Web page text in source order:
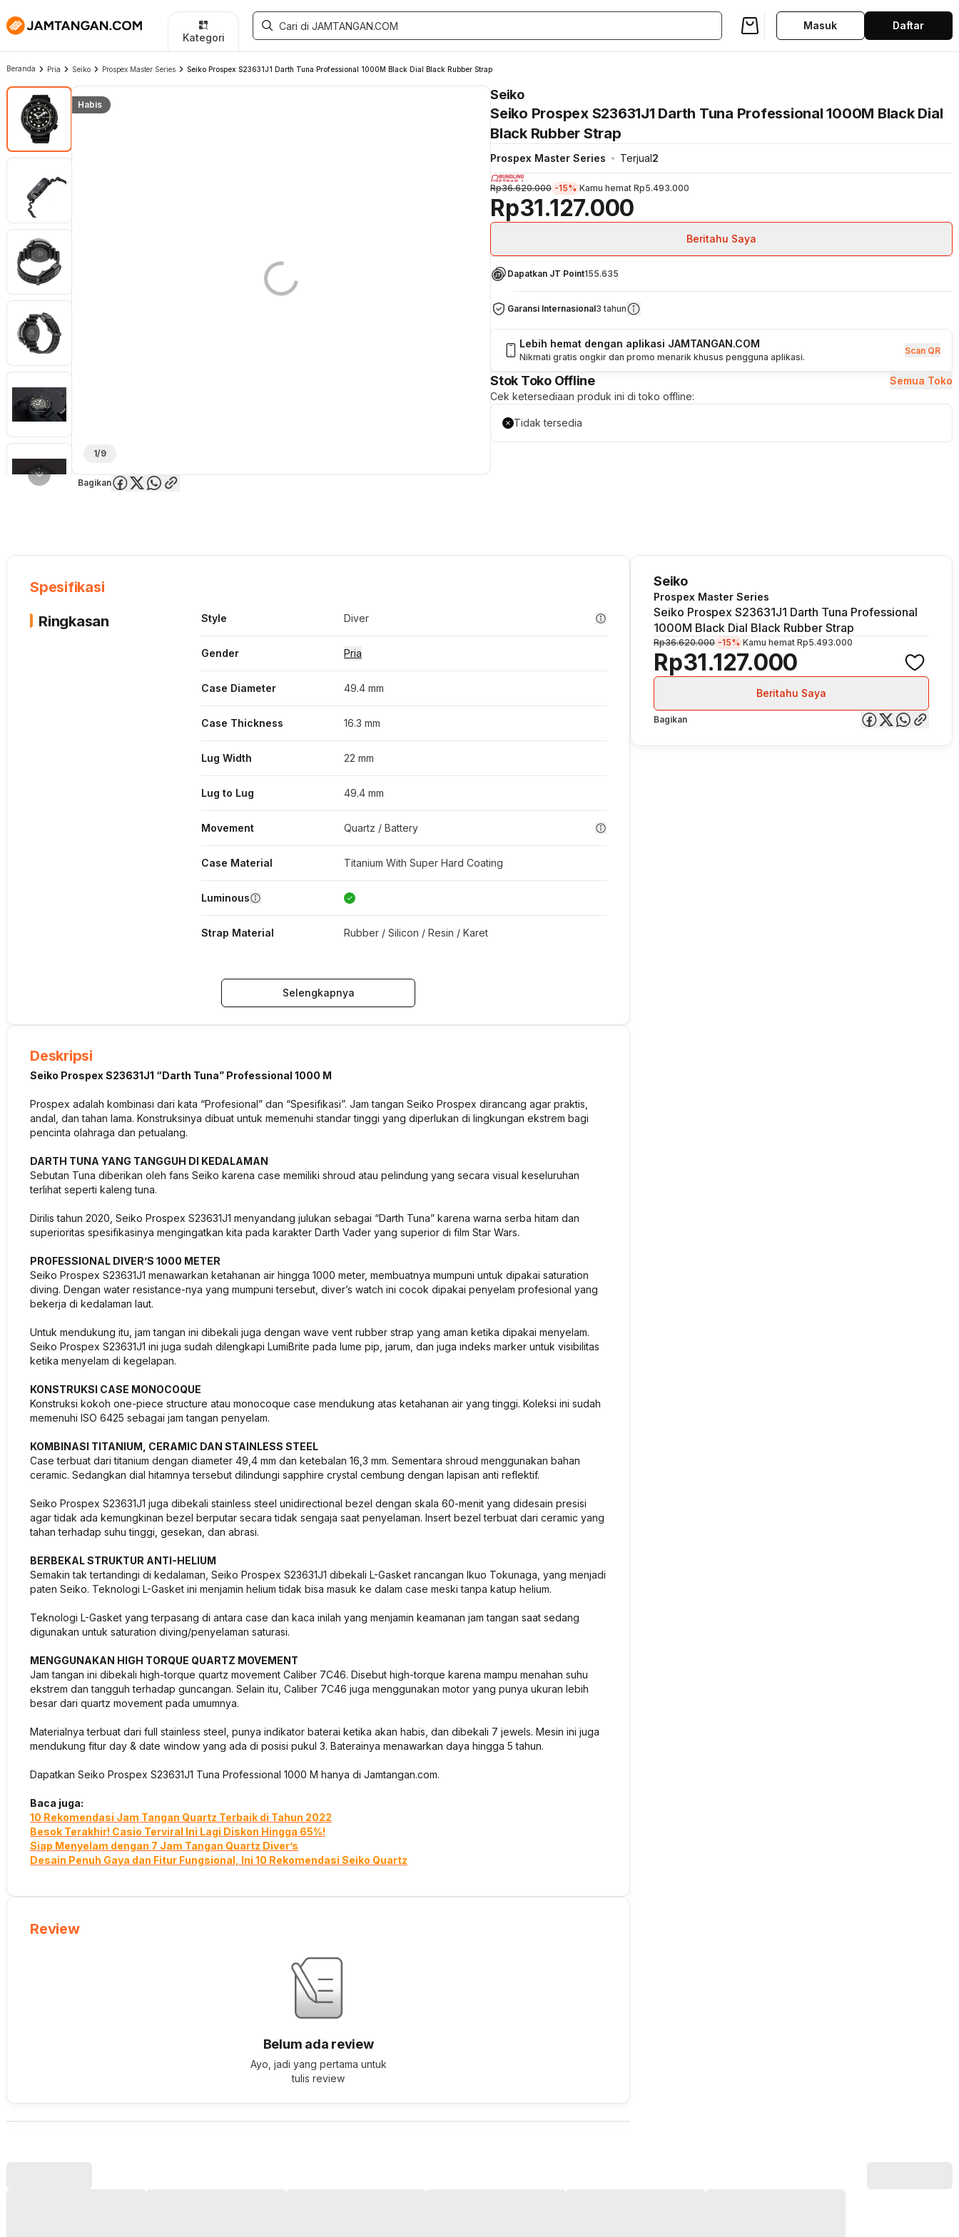
Kategori
Masuk Daftar
Beranda Pria Seiko Prospex Master Series Seiko Prospex S23631J1 Darth Tuna Professional 1000M Black Dial Black Rubber Strap
Habis
1/9
Bagikan
Seiko
Seiko Prospex S23631J1 Darth Tuna Professional 1000M Black Dial
Black Rubber Strap
Prospex Master Series Terjual2
Rp31.127.000
Rp36.620.000 -15% Kamu hemat Rp5.493.000
Beritahu Saya
Dapatkan JT Point155.635
Garansi Internasional3 tahun
Lebih hemat dengan aplikasi JAMTANGAN.COM
Nikmati gratis ongkir dan promo menarik khusus pengguna aplikasi.
Scan QR
Stok Toko Offline
Semua Toko
Cek ketersediaan produk ini di toko offline:
Tidak tersedia
Spesifikasi
Ringkasan
Style Diver
Gender Pria
Case Diameter 49.4 mm
Case Thickness 16.3 mm
Lug Width 22 mm
Lug to Lug 49.4 mm
Movement Quartz / Battery
Case Material Titanium With Super Hard Coating
Luminous
Strap Material Rubber / Silicon / Resin / Karet
Selengkapnya
Deskripsi
Seiko Prospex S23631J1 “Darth Tuna” Professional 1000 M
Prospex adalah kombinasi dari kata “Profesional” dan “Spesifikasi”. Jam tangan Seiko Prospex dirancang agar praktis,
andal, dan tahan lama. Konstruksinya dibuat untuk memenuhi standar tinggi yang diperlukan di lingkungan ekstrem bagi
pencinta olahraga dan petualang.
DARTH TUNA YANG TANGGUH DI KEDALAMAN
Sebutan Tuna diberikan oleh fans Seiko karena case memiliki shroud atau pelindung yang secara visual keseluruhan
terlihat seperti kaleng tuna.
Dirilis tahun 2020, Seiko Prospex S23631J1 menyandang julukan sebagai “Darth Tuna” karena warna serba hitam dan
superioritas spesifikasinya mengingatkan kita pada karakter Darth Vader yang superior di film Star Wars.
PROFESSIONAL DIVER’S 1000 METER
Seiko Prospex S23631J1 menawarkan ketahanan air hingga 1000 meter, membuatnya mumpuni untuk dipakai saturation
diving. Dengan water resistance-nya yang mumpuni tersebut, diver’s watch ini cocok dipakai penyelam profesional yang
bekerja di kedalaman laut.
Untuk mendukung itu, jam tangan ini dibekali juga dengan wave vent rubber strap yang aman ketika dipakai menyelam.
Seiko Prospex S23631J1 ini juga sudah dilengkapi LumiBrite pada lume pip, jarum, dan juga indeks marker untuk visibilitas
ketika menyelam di kegelapan.
KONSTRUKSI CASE MONOCOQUE
Konstruksi kokoh one-piece structure atau monocoque case mendukung atas ketahanan air yang tinggi. Koleksi ini sudah
memenuhi ISO 6425 sebagai jam tangan penyelam.
KOMBINASI TITANIUM, CERAMIC DAN STAINLESS STEEL
Case terbuat dari titanium dengan diameter 49,4 mm dan ketebalan 16,3 mm. Sementara shroud menggunakan bahan
ceramic. Sedangkan dial hitamnya tersebut dilindungi sapphire crystal cembung dengan lapisan anti reflektif.
Seiko Prospex S23631J1 juga dibekali stainless steel unidirectional bezel dengan skala 60-menit yang didesain presisi
agar tidak ada kemungkinan bezel berputar secara tidak sengaja saat penyelaman. Insert bezel terbuat dari ceramic yang
tahan terhadap suhu tinggi, gesekan, dan abrasi.
BERBEKAL STRUKTUR ANTI-HELIUM
Semakin tak tertandingi di kedalaman, Seiko Prospex S23631J1 dibekali L-Gasket rancangan Ikuo Tokunaga, yang menjadi
paten Seiko. Teknologi L-Gasket ini menjamin helium tidak bisa masuk ke dalam case meski tanpa katup helium.
Teknologi L-Gasket yang terpasang di antara case dan kaca inilah yang menjamin keamanan jam tangan saat sedang
digunakan untuk saturation diving/penyelaman saturasi.
MENGGUNAKAN HIGH TORQUE QUARTZ MOVEMENT
Jam tangan ini dibekali high-torque quartz movement Caliber 7C46. Disebut high-torque karena mampu menahan suhu
ekstrem dan tangguh terhadap guncangan. Selain itu, Caliber 7C46 juga menggunakan motor yang punya ukuran lebih
besar dari quartz movement pada umumnya.
Materialnya terbuat dari full stainless steel, punya indikator baterai ketika akan habis, dan dibekali 7 jewels. Mesin ini juga
mendukung fitur day & date window yang ada di posisi pukul 3. Baterainya menawarkan daya hingga 5 tahun.
Dapatkan Seiko Prospex S23631J1 Tuna Professional 1000 M hanya di Jamtangan.com.
Baca juga:
10 Rekomendasi Jam Tangan Quartz Terbaik di Tahun 2022
Besok Terakhir! Casio Terviral Ini Lagi Diskon Hingga 65%!
Siap Menyelam dengan 7 Jam Tangan Quartz Diver’s
Desain Penuh Gaya dan Fitur Fungsional, Ini 10 Rekomendasi Seiko Quartz
Review
Belum ada review
Ayo, jadi yang pertama untuk
tulis review
Seiko
Prospex Master Series
Seiko Prospex S23631J1 Darth Tuna Professional
1000M Black Dial Black Rubber Strap
Rp31.127.000
Rp36.620.000 -15% Kamu hemat Rp5.493.000
Beritahu Saya
Bagikan